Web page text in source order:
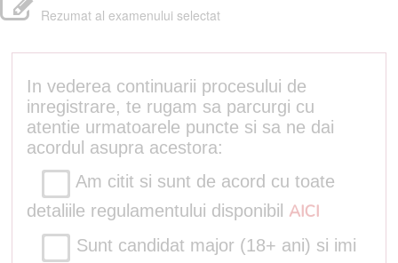
Rezumat al examenului selectat
In vederea continuarii procesului de
inregistrare, te rugam sa parcurgi cu
atentie urmatoarele puncte si sa ne dai
acordul asupra acestora:
Am citit si sunt de acord cu toate
detaliile regulamentului disponibil AICI
Sunt candidat major (18+ ani) si imi